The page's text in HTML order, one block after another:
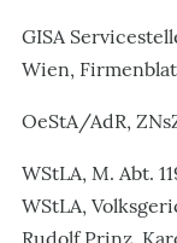
GISA
Wien,
OeStA/AdR,
WStLA, M. Abt.
WStLA,
Rudolf Prinz,